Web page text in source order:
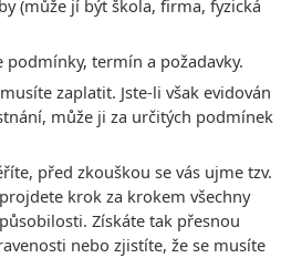
(může jí být škola, firma, fyzická
termín a požadavky.
zaplatit. Jste-li však evidován
může ji za určitých podmínek
před zkouškou se vás ujme tzv.
krok za krokem všechny
Získáte tak přesnou
nebo zjistíte, že se musíte